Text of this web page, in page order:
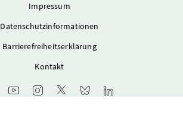
Impressum
Datenschutzinformationen
Barrierefreiheitserklärung
Kontakt
Facebook-Kanal des Ministeriums
Youtube-Kanal des Bundesministeriums
Instagram-Auftritt des Ministeriums
X-Account des Ministeriums
Bluesky-Account des